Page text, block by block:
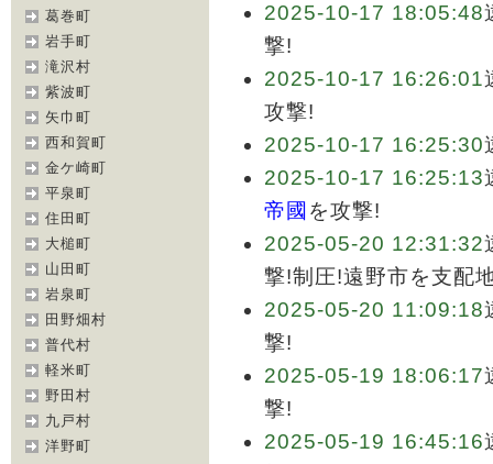
葛巻町
岩手町
滝沢村
紫波町
矢巾町
西和賀町
金ケ崎町
平泉町
住田町
大槌町
山田町
岩泉町
田野畑村
普代村
軽米町
野田村
九戸村
洋野町
2025-10-17 18:05:48
撃!
2025-10-17 16:26:01
攻撃!
2025-10-17 16:25:30
2025-10-17 16:25:13
帝國 を攻撃!
2025-05-20 12:31:32
撃!制圧!遠野市を支配
2025-05-20 11:09:18
撃!
2025-05-19 18:06:17
撃!
2025-05-19 16:45:16